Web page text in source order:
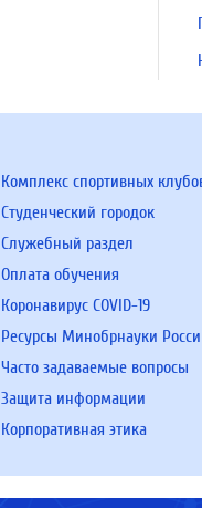
Комплекс спортивных
Студенческий городок
Служебный раздел
Оплата обучения
Коронавирус COVID-19
Ресурсы Минобрнауки
Часто задаваемые вопросы
Защита информации
Корпоративная этика